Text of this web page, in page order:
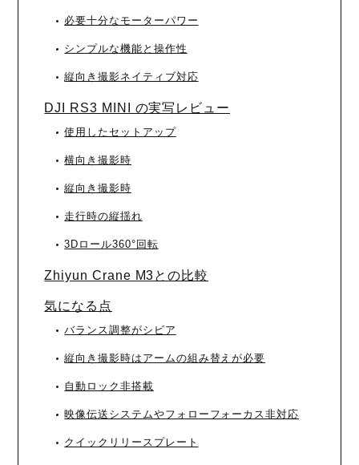
必要十分なモーターパワー
シンプルな機能と操作性
縦向き撮影ネイティブ対応
DJI RS3 MINI の実写レビュー
使用したセットアップ
横向き撮影時
縦向き撮影時
走行時の縦揺れ
3Dロール360°回転
Zhiyun Crane M3との比較
気になる点
バランス調整がシビア
縦向き撮影時はアームの組み替えが必要
自動ロック非搭載
映像伝送システムやフォローフォーカス非対応
クイックリリースプレート